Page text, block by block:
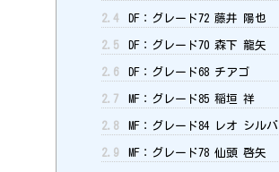
2.4 DF：グレード72 藤井 陽也
2.5 DF：グレード70 森下 龍矢
2.6 DF：グレード68 チアゴ
2.7 MF：グレード85 稲垣 祥
2.8 MF：グレード84 レオ シルバ
2.9 MF：グレード78 仙頭 啓矢